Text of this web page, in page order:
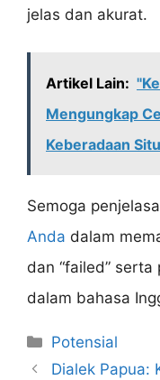
jelas dan akurat.
Artikel Lain:
Mengungkap
Keberadaan
Semoga
Anda dalam
dan “failed”
dalam bahasa
Categories
Potensial
Dialek Papua: